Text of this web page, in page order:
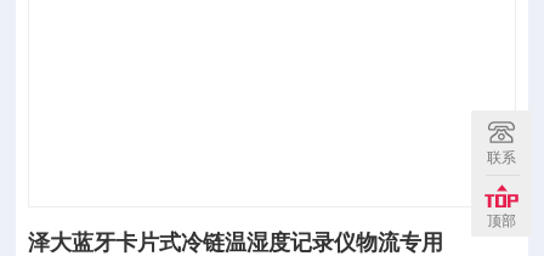
泽大蓝牙卡片式冷链温湿度记录仪物流专用
联系
顶部